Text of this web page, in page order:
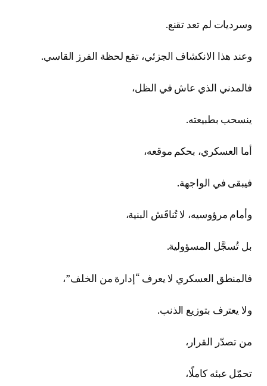
وسرديات لم تعد تقنع.
وعند هذا الانكشاف الجزئي، تقع لحظة الفرز القاسي.
فالمدني الذي عاش في الظل،
ينسحب بطبيعته.
أما العسكري، بحكم موقعه،
فيبقى في الواجهة.
وأمام مرؤوسيه، لا تُناقَش البنية،
بل تُسجَّل المسؤولية.
فالمنطق العسكري لا يعرف “إدارة من الخلف”،
ولا يعترف بتوزيع الذنب.
من تصدّر القرار،
تحمّل عبئه كاملًا،